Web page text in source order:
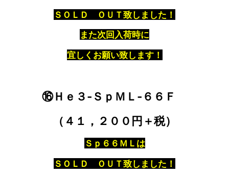
ＳＯＬＤ ＯＵＴ致しました！
また次回入荷時に
宜しくお願い致します！
⑯Ｈｅ３‐ＳｐＭＬ‐６６Ｆ
（４１，２００円＋税）
Ｓｐ６６ＭＬは
ＳＯＬＤ ＯＵＴ致しました！